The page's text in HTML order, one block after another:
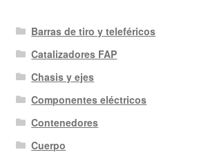
Barras de tiro y teleféricos
Catalizadores FAP
Chasis y ejes
Componentes eléctricos
Contenedores
Cuerpo